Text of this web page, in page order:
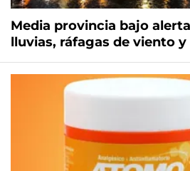
Media provincia bajo
lluvias, ráfagas de viento